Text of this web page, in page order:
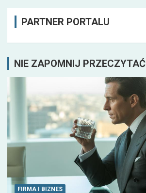
PARTNER PORTALU
NIE ZAPOMNIJ PRZECZYTAĆ
FIRMA I BIZNES